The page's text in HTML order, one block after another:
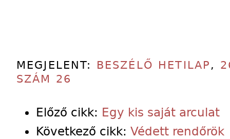
MEGJELENT: BESZÉLŐ HETILAP ,
SZÁM 26
Előző cikk: Egy kis saját arculat
Következő cikk: Védett rendőrök